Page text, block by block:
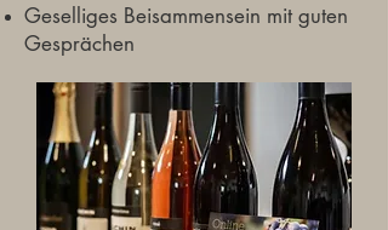
Geselliges Beisammensein mit guten
Gesprächen